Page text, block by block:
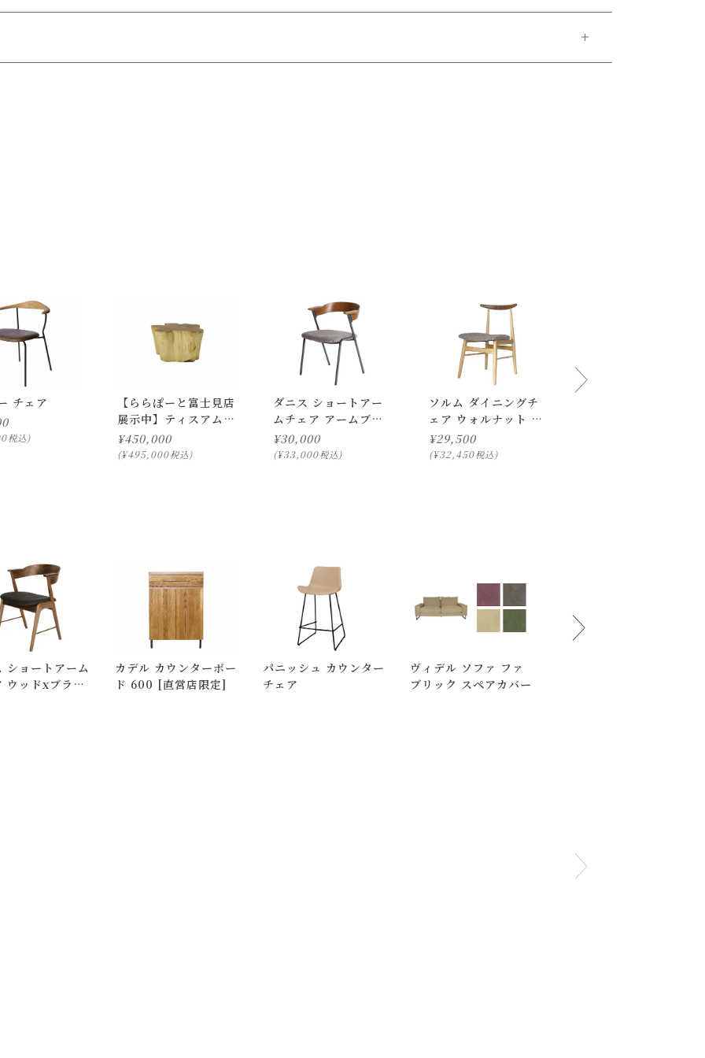
う「 開梱設置配送」がございます。
お届けし、専用スタッフが商品の組み立てを行います。
ません。
をお選び頂き、ご注文下さい。
み
となります。
の出荷はできません。
できますが、 希望通りに届かない可能性もございますのでご了承下さいませ 。
チェア
税込
【ららぽーと富士見店
展示中】ティスアム
チーク スツール
2310-5
¥450,000
¥495,000税込
ダニス ショートアー
ムチェア アームブラ
ウン
¥30,000
¥33,000税込
ソルム ダイニングチ
ェア ウォルナット ミ
ックス
¥29,500
¥32,450税込
ショートアーム
ウッドxブラス
カデル カウンターボー
ド 600 [直営店限定]
パニッシュ カウンター
チェア
ヴィデル ソファ ファ
ブリック スペアカバー